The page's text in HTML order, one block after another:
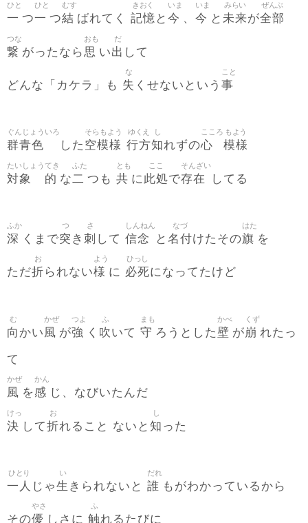
一
ひと
つ一
ひと
つ結
むす
ばれてく 記憶
きおく
と 今
いま
、 今
いま
と 未来
みらい
が全部
ぜんぶ
繋
つな
がったなら 思
おも
い出
だ
して
どんな「カケラ」も 失
な
くせないという 事
こと
群青色
ぐんじょういろ
した 空模様
そらもよう
行方
ゆくえ
知
し
れずの心
こころ
模様
もよう
対象
たいしょう
的
てき
な 二
ふた
つも 共
とも
に此処
ここ
で存在
そんざい
してる
深
ふか
くまで突
つ
き 刺
さ
して 信念
しんねん
と 名付
なづ
けたその旗
はた
を
ただ折
お
られない様
よう
に 必死
ひっし
になってたけど
向
む
かい風
かぜ
が強
つよ
く 吹
ふ
いて 守
まも
ろうとした壁
かべ
が崩
くず
れたっ
て
風
かぜ
を感
かん
じ、なびいたんだ
決
けっ
して折
お
れること ないと 知
し
った
一人
ひとり
じゃ生
い
きられないと 誰
だれ
もがわかっているから
その優
やさ
しさに 触
ふ
れるたびに